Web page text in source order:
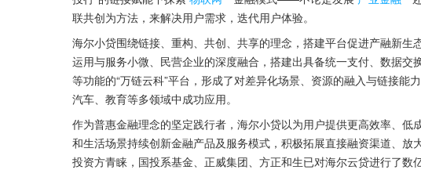
联共创为方法，来解决用户需求，迭代用户体验。
海尔小贷围绕链接、重构、共创、共享的理念，搭建平台促进产融新生
运用与服务小微、民营企业的深度融合，搭建出具备统一支付、数据
等功能的“万链云科”平台，形成了对差异化场景、资源的融入与链接能
汽车、教育等多领域中成功应用。
作为普惠金融理念的坚定践行者，海尔小贷以为用户提供更高效率、
和生活场景持续创新金融产品及服务模式，积极拓展直接融资渠道、
投资方青睐，国投系基金、正威集团、方正和生已对海尔云贷进行了